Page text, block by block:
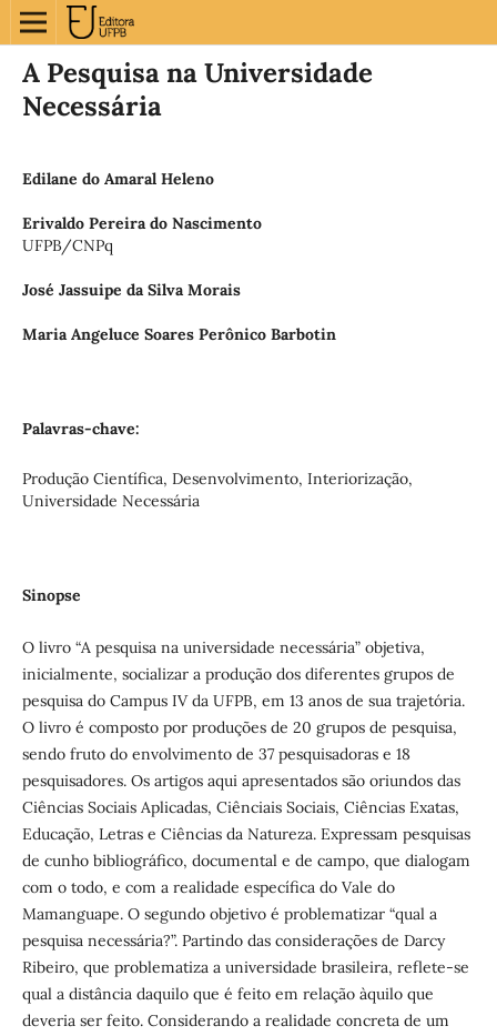
A Pesquisa na Universidade
Necessária
Edilane do Amaral Heleno
Erivaldo Pereira do Nascimento
UFPB/CNPq
José Jassuipe da Silva Morais
Maria Angeluce Soares Perônico Barbotin
Palavras-chave:
Produção Científica, Desenvolvimento, Interiorização,
Universidade Necessária
Sinopse
O livro “A pesquisa na universidade necessária” objetiva,
inicialmente, socializar a produção dos diferentes grupos de
pesquisa do Campus IV da UFPB, em 13 anos de sua trajetória.
O livro é composto por produções de 20 grupos de pesquisa,
sendo fruto do envolvimento de 37 pesquisadoras e 18
pesquisadores. Os artigos aqui apresentados são oriundos das
Ciências Sociais Aplicadas, Ciênciais Sociais, Ciências Exatas,
Educação, Letras e Ciências da Natureza. Expressam pesquisas
de cunho bibliográfico, documental e de campo, que dialogam
com o todo, e com a realidade específica do Vale do
Mamanguape. O segundo objetivo é problematizar “qual a
pesquisa necessária?”. Partindo das considerações de Darcy
Ribeiro, que problematiza a universidade brasileira, reflete-se
qual a distância daquilo que é feito em relação àquilo que
deveria ser feito. Considerando a realidade concreta de um